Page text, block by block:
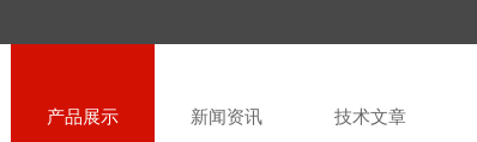
产品展示 新闻资讯 技术文章